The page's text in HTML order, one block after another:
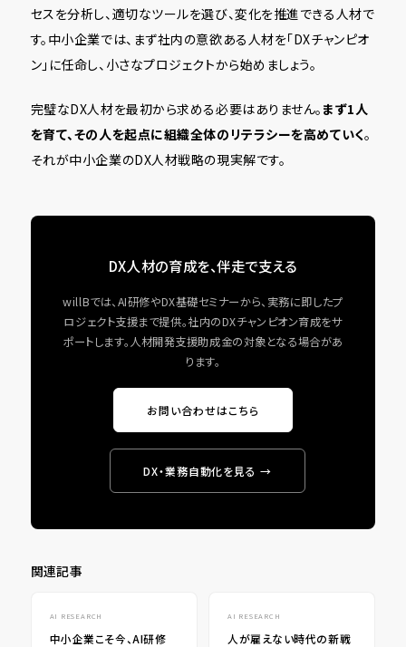
セスを分析し、適切なツールを選び、変化を推進できる人材で
す。中小企業では、まず社内の意欲ある人材を「DXチャンピオ
ン」に任命し、小さなプロジェクトから始めましょう。
完璧なDX人材を最初から求める必要はありません。 まず1人
を育て、その人を起点に組織全体のリテラシーを高めていく。
それが中小企業のDX人材戦略の現実解です。
DX人材の育成を、伴走で支える
willBでは、AI研修やDX基礎セミナーから、実務に即したプ
ロジェクト支援まで提供。社内のDXチャンピオン育成をサ
ポートします。人材開発支援助成金の対象となる場合があ
ります。
お問い合わせはこちら
DX・業務自動化を見る →
関連記事
AI RESEARCH
中小企業こそ今、AI研修
AI RESEARCH
人が雇えない時代の新戦